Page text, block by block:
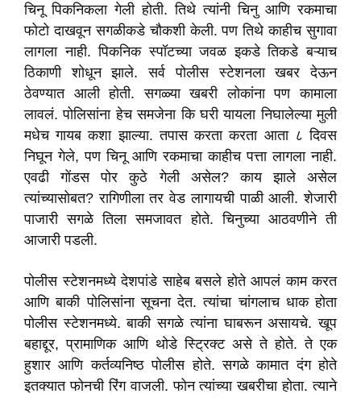
चिनू पिकनिकला गेली होती. तिथे त्यांनी चिनु आणि रकमाचा
फोटो दाखवून सगळीकडे चौकशी केली. पण तिथे काहीच सुगावा
लागला नाही. पिकनिक स्पॉटच्या जवळ इकडे तिकडे बऱ्याच
ठिकाणी शोधून झाले. सर्व पोलीस स्टेशनला खबर देऊन
ठेवण्यात आली होती. सगळ्या खबरी लोकांना पण कामाला
लावलं. पोलिसांना हेच समजेना कि घरी यायला निघालेल्या मुली
मधेच गायब कशा झाल्या. तपास करता करता आता ८ दिवस
निघून गेले, पण चिनू आणि रकमाचा काहीच पत्ता लागला नाही.
एवढी गोंडस पोर कुठे गेली असेल? काय झाले असेल
त्यांच्यासोबत? रागिणीला तर वेड लागायची पाळी आली. शेजारी
पाजारी सगळे तिला समजावत होते. चिनुच्या आठवणीने ती
आजारी पडली.
पोलीस स्टेशनमध्ये देशपांडे साहेब बसले होते आपलं काम करत
आणि बाकी पोलिसांना सूचना देत. त्यांचा चांगलाच धाक होता
पोलीस स्टेशनमध्ये. बाकी सगळे त्यांना घाबरून असायचे. खूप
बहाद्दूर, प्रामाणिक आणि थोडे स्ट्रिक्ट असे ते होते. ते एक
हुशार आणि कर्तव्यनिष्ठ पोलीस होते. सगळे कामात दंग होते
इतक्यात फोनची रिंग वाजली. फोन त्यांच्या खबरीचा होता. त्याने